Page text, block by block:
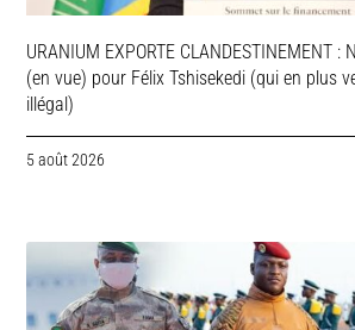
URANIUM EXPORTE CLANDESTINEMENT
(en vue) pour Félix Tshisekedi (qui en plus
illégal)
5 août 2026